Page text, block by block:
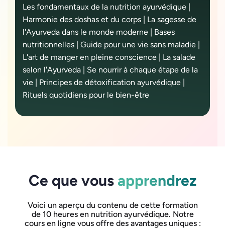
Les fondamentaux de la nutrition ayurvédique |
Harmonie des doshas et du corps | La sagesse de
l'Ayurveda dans le monde moderne | Bases
nutritionnelles | Guide pour une vie sans maladie |
L'art de manger en pleine conscience | La salade
selon l'Ayurveda | Se nourrir à chaque étape de la
vie | Principes de détoxification ayurvédique |
Rituels quotidiens pour le bien-être
Ce que vous apprendrez
Voici un aperçu du contenu de cette formation
de 10 heures en nutrition ayurvédique. Notre
cours en ligne vous offre des avantages uniques :